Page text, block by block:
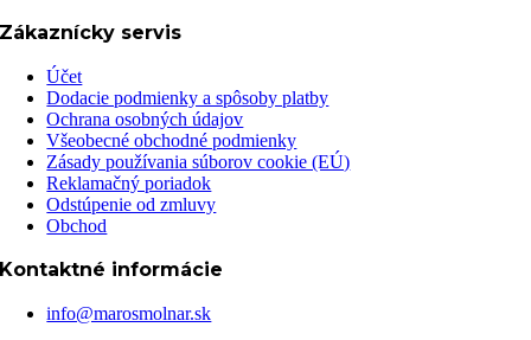
Zákaznícky servis
Účet
Dodacie podmienky a spôsoby platby
Ochrana osobných údajov
Všeobecné obchodné podmienky
Zásady používania súborov cookie (EÚ)
Reklamačný poriadok
Odstúpenie od zmluvy
Obchod
Kontaktné informácie
info@marosmolnar.sk